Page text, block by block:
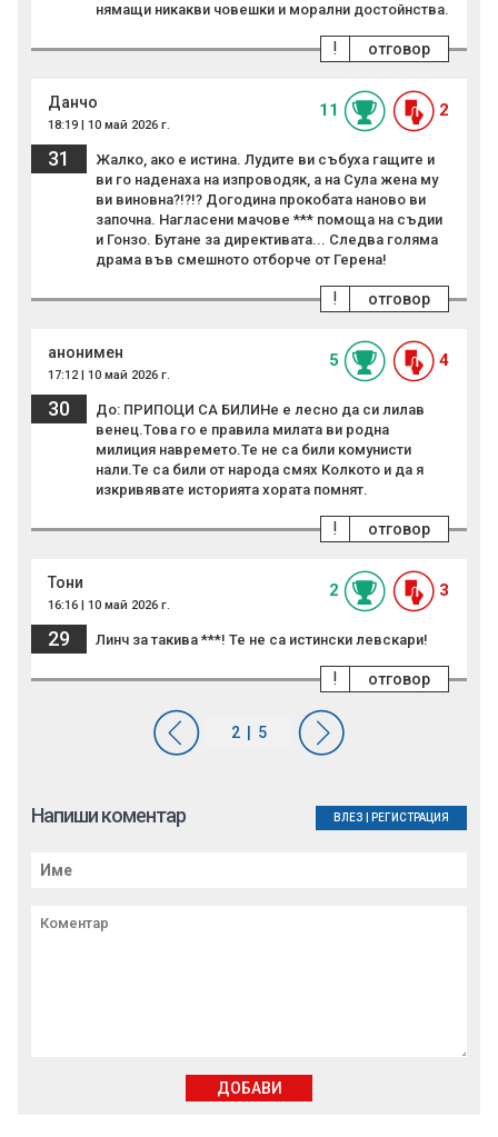
нямащи никакви човешки и морални достойнства.
отговор
!
Данчо
18:19 | 10 май 2026 г.
11 2
31
Жалко, ако е истина. Лудите ви събуха гащите и
ви го наденаха на изпроводяк, а на Сула жена му
ви виновна?!?!? Догодина прокобата наново ви
започна. Нагласени мачове *** помоща на съдии
и Гонзо. Бутане за директивата... Следва голяма
драма във смешното отборче от Герена!
отговор
!
анонимен
17:12 | 10 май 2026 г.
5 4
30
До: ПРИПОЦИ СА БИЛИНе е лесно да си лилав
венец.Това го е правила милата ви родна
милиция навремето.Те не са били комунисти
нали.Те са били от народа смях Колкото и да я
изкривявате историята хората помнят.
отговор
!
Тони
16:16 | 10 май 2026 г.
2 3
29 Линч за такива ***! Те не са истински левскари!
отговор
!
Напиши коментар ВЛЕЗ РЕГИСТРАЦИЯ
ДОБАВИ